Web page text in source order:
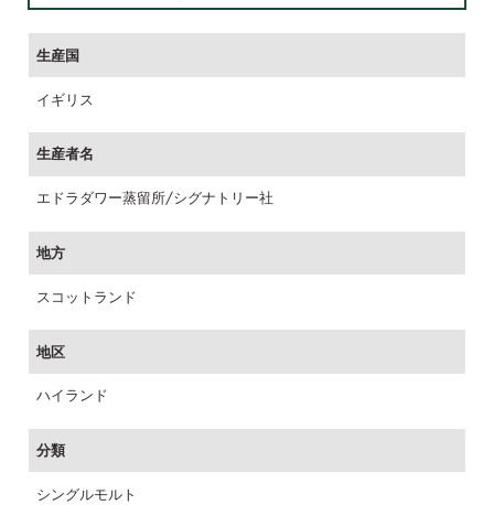
生産国
イギリス
生産者名
エドラダワー蒸留所/シグナトリー社
地方
スコットランド
地区
ハイランド
分類
シングルモルト